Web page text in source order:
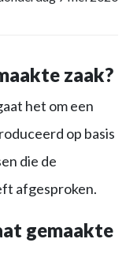
zaak?
het om een
op basis
die de
afgesproken.
gemaakte